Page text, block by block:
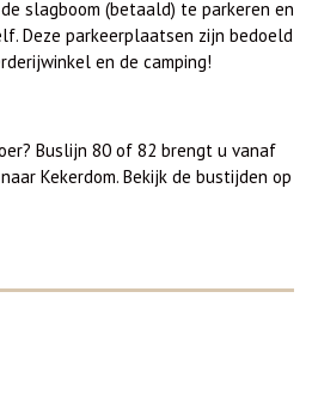
slagboom (betaald) te parkeren en
Deze parkeerplaatsen zijn bedoeld
en de camping!
Buslijn 80 of 82 brengt u vanaf
Kekerdom. Bekijk de bustijden op